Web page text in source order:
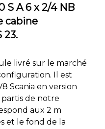
S A 6 x 2/4 NB
cabine
23.
livré sur le marché
Il est
Scania en version
partis de notre
aux 2 m
et le fond de la